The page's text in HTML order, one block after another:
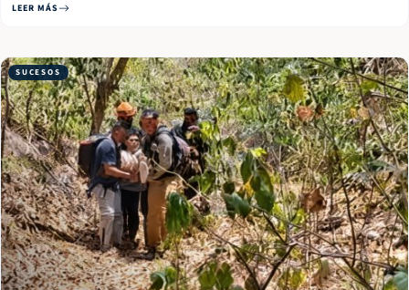
39 días en… Read More
LEER MÁS
SUCESOS